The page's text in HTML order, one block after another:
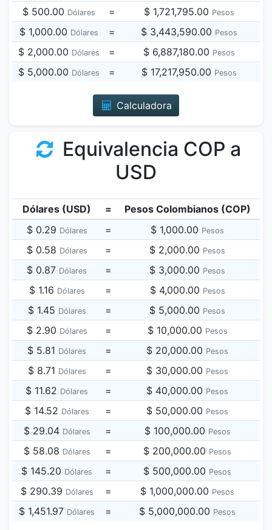
$ 500.00 Dólares = $ 1,721,795.00 Pesos
$ 1,000.00 Dólares = $ 3,443,590.00 Pesos
$ 2,000.00 Dólares = $ 6,887,180.00 Pesos
$ 5,000.00 Dólares = $ 17,217,950.00 Pesos
Calculadora
Equivalencia COP a
USD
Dólares (USD) =
Pesos Colombianos (COP)
$ 0.29 Dólares = $ 1,000.00 Pesos
$ 0.58 Dólares = $ 2,000.00 Pesos
$ 0.87 Dólares = $ 3,000.00 Pesos
$ 1.16 Dólares = $ 4,000.00 Pesos
$ 1.45 Dólares = $ 5,000.00 Pesos
$ 2.90 Dólares = $ 10,000.00 Pesos
$ 5.81 Dólares = $ 20,000.00 Pesos
$ 8.71 Dólares = $ 30,000.00 Pesos
$ 11.62 Dólares = $ 40,000.00 Pesos
$ 14.52 Dólares = $ 50,000.00 Pesos
$ 29.04 Dólares = $ 100,000.00 Pesos
$ 58.08 Dólares = $ 200,000.00 Pesos
$ 145.20 Dólares = $ 500,000.00 Pesos
$ 290.39 Dólares = $ 1,000,000.00 Pesos
$ 1,451.97 Dólares = $ 5,000,000.00 Pesos